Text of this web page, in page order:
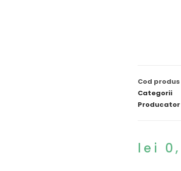
Cod produs
Categorii
Producator
lei